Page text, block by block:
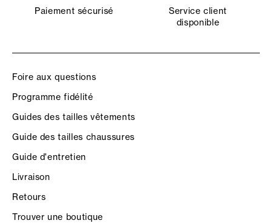
Paiement sécurisé
Service client
disponible
Foire aux questions
Programme fidélité
Guides des tailles vêtements
Guide des tailles chaussures
Guide d'entretien
Livraison
Retours
Trouver une boutique